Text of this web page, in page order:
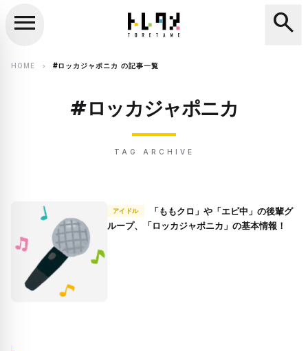
search
menu search
HOME chevron_right #ロッカジャポニカ の記事一覧
#ロッカジャポニカ
TAG ARCHIVE
アイドル
ループ、「ロッカジャポニカ」の基本情報！